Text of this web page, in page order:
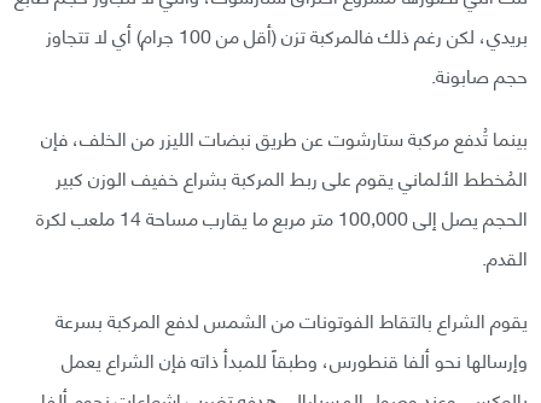
بريدي، لكن رغم ذلك فالمركبة تزن (أقل من 100 جرام) أي لا تتجاوز
حجم صابونة.
بينما تُدفع مركبة ستارشوت عن طريق نبضات الليزر من الخلف، فإن
المُخطط الألماني يقوم على ربط المركبة بشراع خفيف الوزن كبير
الحجم يصل إلى 100,000 متر مربع ما يقارب مساحة 14 ملعب لكرة
القدم.
يقوم الشراع بالتقاط الفوتونات من الشمس لدفع المركبة بسرعة
وإرسالها نحو ألفا قنطورس، وطبقاً للمبدأ ذاته فإن الشراع يعمل